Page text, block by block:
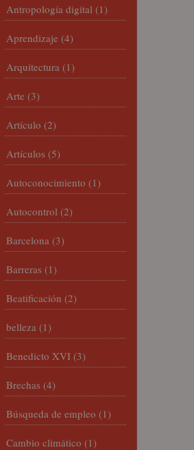
Antropología digital (1)
Aprendizaje (4)
Arquitectura (1)
Arte (3)
Artículo (2)
Artículos (5)
Autoconocimiento (1)
Autocontrol (2)
Barcelona (3)
Barreras (1)
Beatificación (2)
belleza (1)
Benedicto XVI (3)
Brechas (4)
Búsqueda de empleo (1)
Cambio climático (1)